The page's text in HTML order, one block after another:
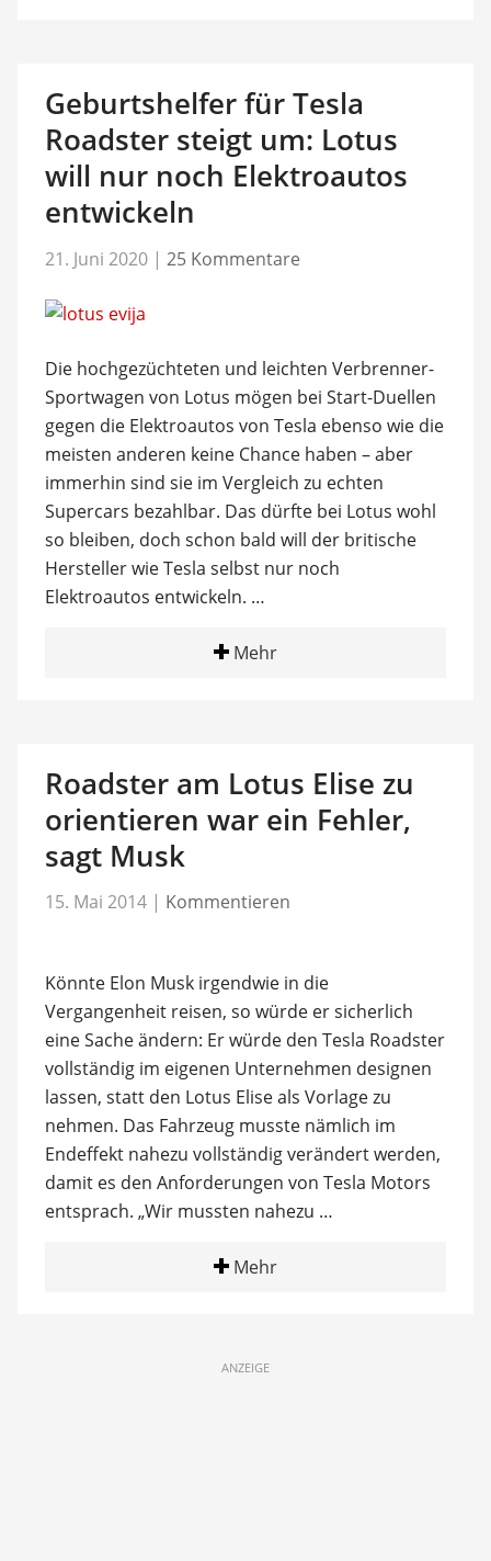
Geburtshelfer für Tesla
Roadster steigt um: Lotus
will nur noch Elektroautos
entwickeln
21. Juni 2020 | 25 Kommentare
Die hochgezüchteten und leichten Verbrenner-
Sportwagen von Lotus mögen bei Start-Duellen
gegen die Elektroautos von Tesla ebenso wie die
meisten anderen keine Chance haben – aber
immerhin sind sie im Vergleich zu echten
Supercars bezahlbar. Das dürfte bei Lotus wohl
so bleiben, doch schon bald will der britische
Hersteller wie Tesla selbst nur noch
Elektroautos entwickeln. …
Mehr
Roadster am Lotus Elise zu
orientieren war ein Fehler,
sagt Musk
15. Mai 2014 | Kommentieren
Könnte Elon Musk irgendwie in die
Vergangenheit reisen, so würde er sicherlich
eine Sache ändern: Er würde den Tesla Roadster
vollständig im eigenen Unternehmen designen
lassen, statt den Lotus Elise als Vorlage zu
nehmen. Das Fahrzeug musste nämlich im
Endeffekt nahezu vollständig verändert werden,
damit es den Anforderungen von Tesla Motors
entsprach. „Wir mussten nahezu …
Mehr
ANZEIGE